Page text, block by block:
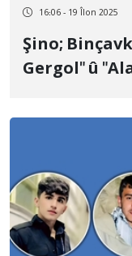
16:06 - 19 Îlon 2025
Şino;
Gergol" û
nediyar